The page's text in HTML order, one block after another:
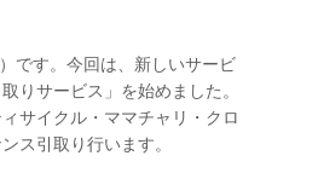
です。今回は、新しいサービ
りサービス」を始めました。
サイクル・ママチャリ・クロ
ス引取り行います。